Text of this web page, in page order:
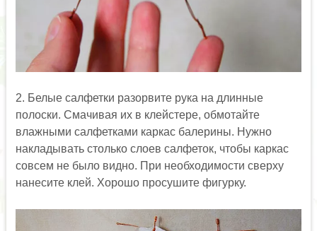
2. Белые салфетки разорвите рука на длинные
полоски. Смачивая их в клейстере, обмотайте
влажными салфетками каркас балерины. Нужно
накладывать столько слоев салфеток, чтобы каркас
совсем не было видно. При необходимости сверху
нанесите клей. Хорошо просушите фигурку.